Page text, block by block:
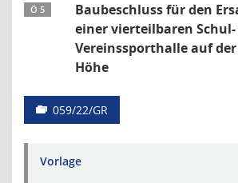
Ö 5
Baubeschluss für den
einer vierteilbaren
Vereinssporthalle auf
Höhe
059/22/GR
Vorlage